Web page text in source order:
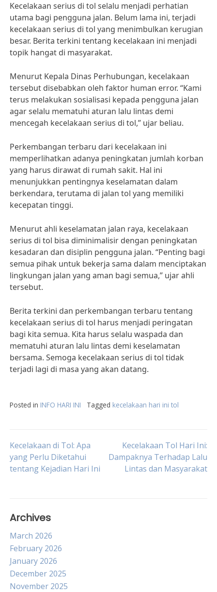
Kecelakaan serius di tol selalu menjadi perhatian
utama bagi pengguna jalan. Belum lama ini, terjadi
kecelakaan serius di tol yang menimbulkan kerugian
besar. Berita terkini tentang kecelakaan ini menjadi
topik hangat di masyarakat.
Menurut Kepala Dinas Perhubungan, kecelakaan
tersebut disebabkan oleh faktor human error. “Kami
terus melakukan sosialisasi kepada pengguna jalan
agar selalu mematuhi aturan lalu lintas demi
mencegah kecelakaan serius di tol,” ujar beliau.
Perkembangan terbaru dari kecelakaan ini
memperlihatkan adanya peningkatan jumlah korban
yang harus dirawat di rumah sakit. Hal ini
menunjukkan pentingnya keselamatan dalam
berkendara, terutama di jalan tol yang memiliki
kecepatan tinggi.
Menurut ahli keselamatan jalan raya, kecelakaan
serius di tol bisa diminimalisir dengan peningkatan
kesadaran dan disiplin pengguna jalan. “Penting bagi
semua pihak untuk bekerja sama dalam menciptakan
lingkungan jalan yang aman bagi semua,” ujar ahli
tersebut.
Berita terkini dan perkembangan terbaru tentang
kecelakaan serius di tol harus menjadi peringatan
bagi kita semua. Kita harus selalu waspada dan
mematuhi aturan lalu lintas demi keselamatan
bersama. Semoga kecelakaan serius di tol tidak
terjadi lagi di masa yang akan datang.
Posted in INFO HARI INI Tagged kecelakaan hari ini tol
Post
navigation
Kecelakaan di Tol: Apa
yang Perlu Diketahui
tentang Kejadian Hari Ini
Kecelakaan Tol Hari Ini:
Dampaknya Terhadap Lalu
Lintas dan Masyarakat
Archives
March 2026
February 2026
January 2026
December 2025
November 2025